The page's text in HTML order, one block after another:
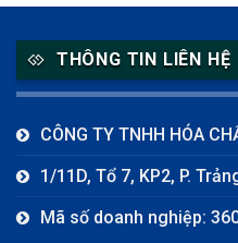
THÔNG TIN LIÊN HỆ
CÔNG TY TNHH HÓA
1/11D, Tổ 7, KP2, P.
Mã số doanh nghiệp: